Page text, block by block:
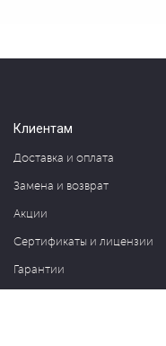
Клиентам
Доставка и оплата
Замена и возврат
Акции
Сертификаты и лицензии
Гарантии